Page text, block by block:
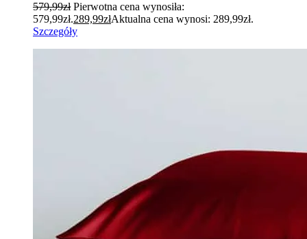
579,99zł Pierwotna cena wynosiła:
579,99zł.289,99złAktualna cena wynosi: 289,99zł.
Szczegóły